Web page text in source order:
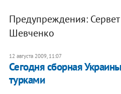
Предупреждения:
Шевченко
12 августа 2009, 11:07
Сегодня сборная
турками